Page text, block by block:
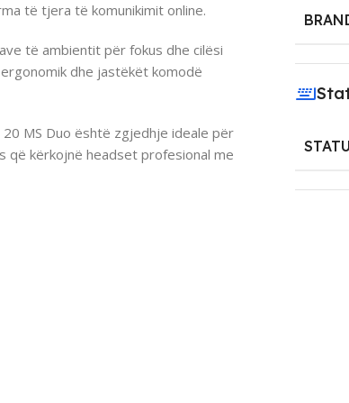
të tjera të komunikimit online.
të ambientit për fokus dhe cilësi
dhe jastëkët komodë
20 MS Duo është zgjedhje ideale për
kërkojnë headset profesional me